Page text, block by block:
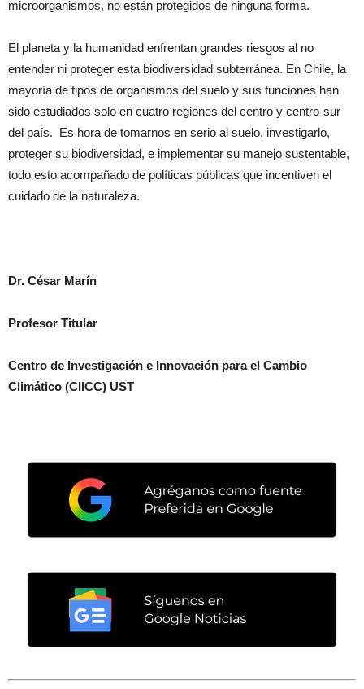
microorganismos, no están protegidos de ninguna forma.
El planeta y la humanidad enfrentan grandes riesgos al no
entender ni proteger esta biodiversidad subterránea. En Chile, la
mayoría de tipos de organismos del suelo y sus funciones han
sido estudiados solo en cuatro regiones del centro y centro-sur
del país. Es hora de tomarnos en serio al suelo, investigarlo,
proteger su biodiversidad, e implementar su manejo sustentable,
todo esto acompañado de políticas públicas que incentiven el
cuidado de la naturaleza.
Dr. César Marín
Profesor Titular
Centro de Investigación e Innovación para el Cambio
Climático (CIICC) UST